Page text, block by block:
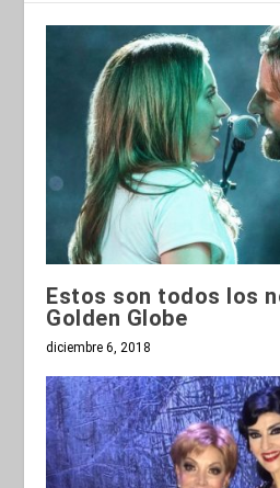
Estos son todos los
Golden Globe
diciembre 6, 2018